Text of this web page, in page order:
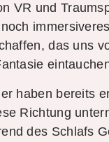
VR und
immersiveres
das uns
haben bereits
Richtung
des Schlafs